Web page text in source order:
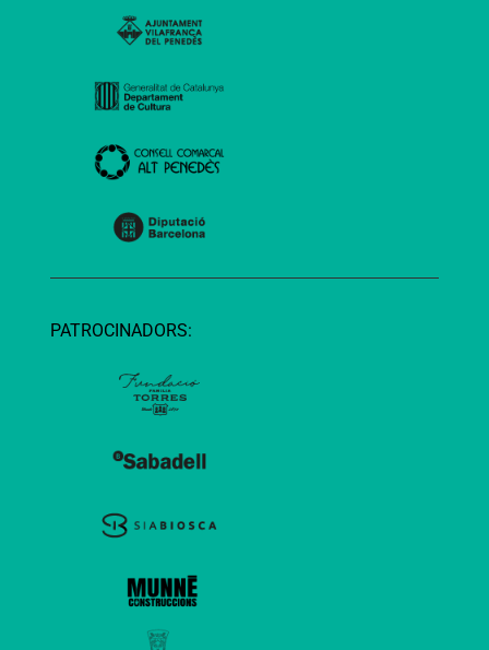
PATROCINADORS: